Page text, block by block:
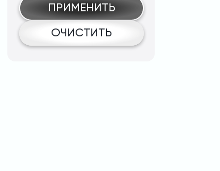
ПРИМЕНИТЬ
ОЧИСТИТЬ